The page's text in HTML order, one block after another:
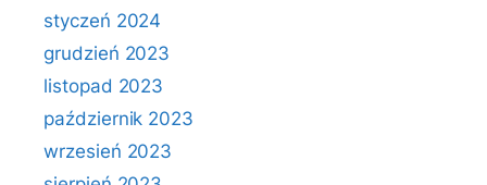
styczeń 2024
grudzień 2023
listopad 2023
październik 2023
wrzesień 2023